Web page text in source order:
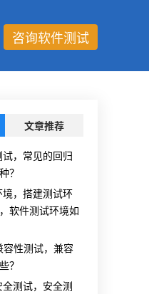
咨询软件测试
文章推荐
，常见的回归
？
，搭建测试环
软件测试环境如
性测试，兼容
？
测试，安全测